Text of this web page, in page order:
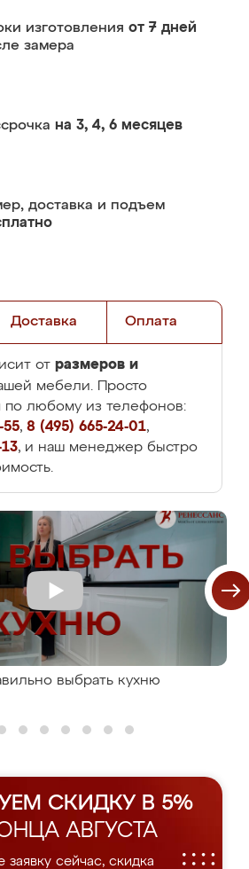
изготовления от 7 дней
замера
на 3, 4, 6 месяцев
доставка и подъем
Доставка Оплата
от размеров и
мебели. Просто
по любому из телефонов:
55, 8 (495) 665-24-01,
, и наш менеджер быстро
выбрать кухню
СКИДКУ В 5%
АВГУСТА
заявку сейчас, скидка